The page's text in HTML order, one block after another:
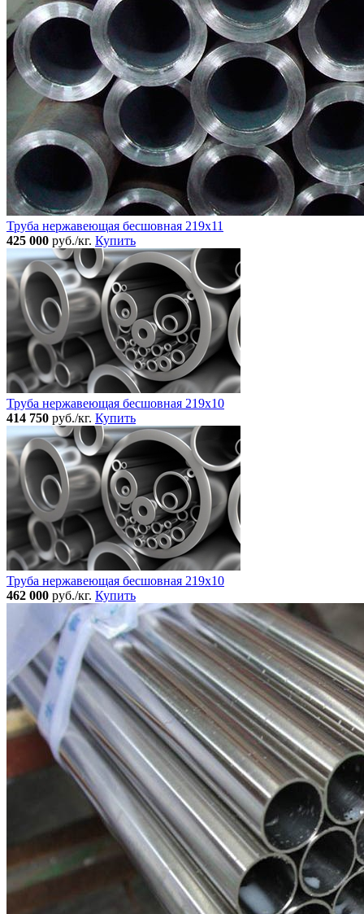
Труба нержавеющая бесшовная 219x11
425 000 руб./кг. Купить
Труба нержавеющая бесшовная 219x10
414 750 руб./кг. Купить
Труба нержавеющая бесшовная 219x10
462 000 руб./кг. Купить